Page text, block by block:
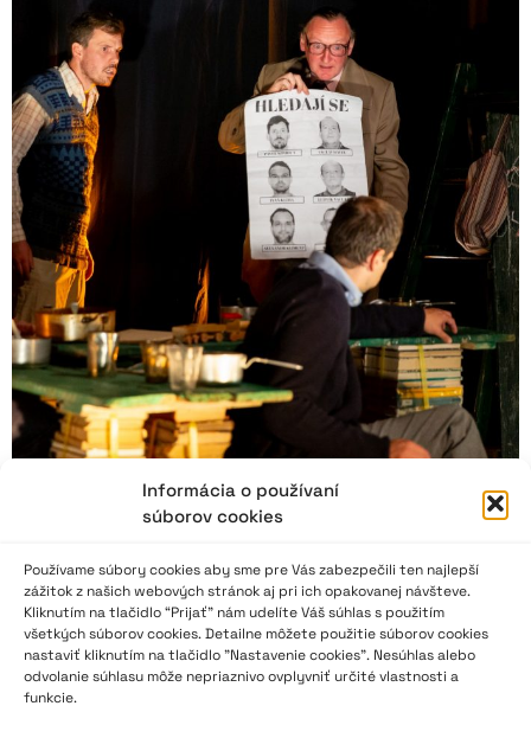
Informácia o používaní
súborov cookies
Používame súbory cookies aby sme pre Vás zabezpečili ten najlepší
zážitok z našich webových stránok aj pri ich opakovanej návšteve.
Kliknutím na tlačidlo “Prijať” nám udelíte Váš súhlas s použitím
všetkých súborov cookies. Detailne môžete použitie súborov cookies
nastaviť kliknutím na tlačidlo "Nastavenie cookies". Nesúhlas alebo
odvolanie súhlasu môže nepriaznivo ovplyvniť určité vlastnosti a
funkcie.
Čeští divadelní amatéři si patrně nedokážou představit léto bez
festivalu Jiráskův Hronov. Právě jejich zájem má zásluhu na
tom, že festival kontinuálně pokračuje už 93 let, i když
mnohdy měl namále. A stále se sem tam ozývají kritické hlasy
toužící po změně či zrušení… V každém případě, ukazuje se, že